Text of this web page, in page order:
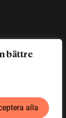
bättre
alla